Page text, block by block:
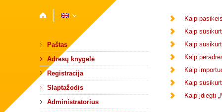
Paštas
Adresų knygelė
Registracija
Slaptažodis
Administratorius
Kaip
Kaip
Kaip
Kaip
Kaip
Kaip
Kaip įdiegti